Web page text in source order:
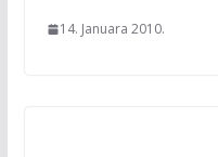
14. Januara 2010.